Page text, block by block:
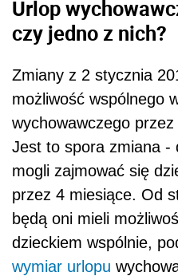
Urlop
czy jedno z nich?
Zmiany z 2 stycznia
możliwość wspólnego
wychowawczego
Jest to spora zmiana -
mogli zajmować się
przez 4 miesiące. Od
będą oni mieli
dzieckiem wspólnie,
wymiar urlopu